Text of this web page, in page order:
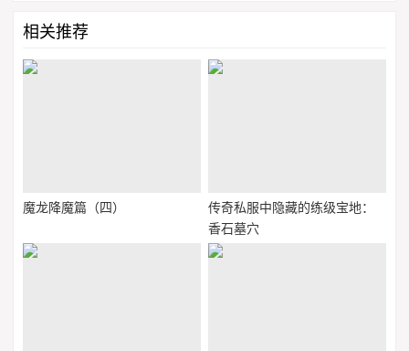
相关推荐
魔龙降魔篇（四）
传奇私服中隐藏的练级宝地：
香石墓穴